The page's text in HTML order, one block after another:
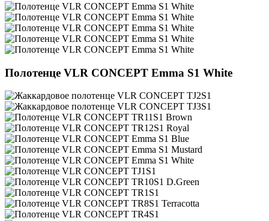
Полотенце VLR CONCEPT Emma S1 White